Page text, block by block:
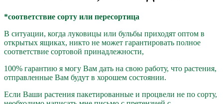
*соответствие сорту или пересортица
В ситуации, когда луковицы или бульбы приходят оптом в
открытых ящиках, никто не может гарантировать полное
соответствие сортовой принадлежности,
100% гарантию я могу Вам дать на свою работу, что растения,
отправленные Вам будут в хорошем состоянии.
Если Ваши растения пакетированные и процвели не по сорту,